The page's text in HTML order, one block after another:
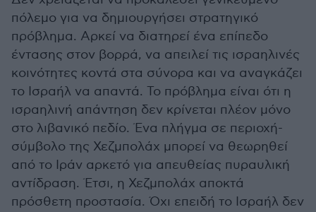
πόλεμο για να δημιουργήσει στρατηγικό
πρόβλημα. Αρκεί να διατηρεί ένα επίπεδο
έντασης στον βορρά, να απειλεί τις ισραηλινές
κοινότητες κοντά στα σύνορα και να αναγκάζει
το Ισραήλ να απαντά. Το πρόβλημα είναι ότι η
ισραηλινή απάντηση δεν κρίνεται πλέον μόνο
στο λιβανικό πεδίο. Ένα πλήγμα σε περιοχή-
σύμβολο της Χεζμπολάχ μπορεί να θεωρηθεί
από το Ιράν αρκετό για απευθείας πυραυλική
αντίδραση. Έτσι, η Χεζμπολάχ αποκτά
πρόσθετη προστασία. Όχι επειδή το Ισραήλ δεν